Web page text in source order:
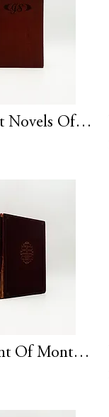
The Short Novels Of John Steinbeck
The Count Of Monte Cristo